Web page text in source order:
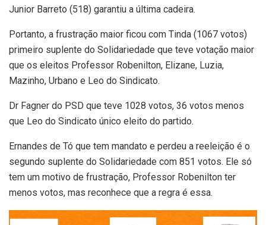
Junior Barreto (518) garantiu a última cadeira.
Portanto, a frustração maior ficou com Tinda (1067 votos)
primeiro suplente do Solidariedade que teve votação maior
que os eleitos Professor Robenilton, Elizane, Luzia,
Mazinho, Urbano e Leo do Sindicato.
Dr Fagner do PSD que teve 1028 votos, 36 votos menos
que Leo do Sindicato único eleito do partido.
Ernandes de Tó que tem mandato e perdeu a reeleição é o
segundo suplente do Solidariedade com 851 votos. Ele só
tem um motivo de frustração, Professor Robenilton ter
menos votos, mas reconhece que a regra é essa.